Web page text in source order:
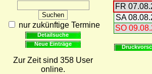
nur zukünftige Termine
Detailsuche
Neue Einträge
Zur Zeit sind 358 User
online.
FR
SA
SO